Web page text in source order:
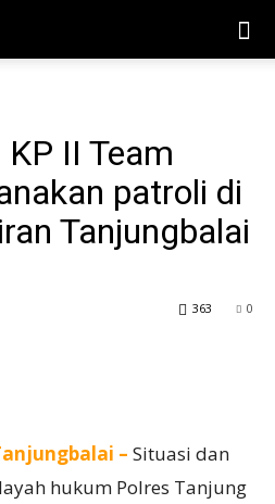
II Team
patroli di
Tanjungbalai
0
363
– Situasi dan
hukum Polres Tanjung